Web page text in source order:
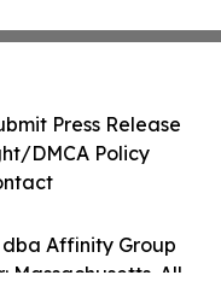
Affinity Group
Massachusetts. All
Press Release
DMCA Policy